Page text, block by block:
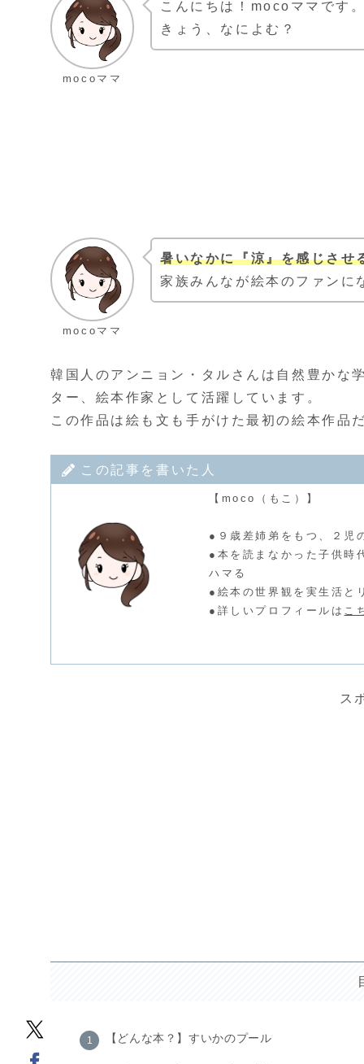
mocoママ
こんにちは！mocoママです
きょう、なによむ？
mocoママ
暑いなかに『涼』を感じさせ
家族みんなが絵本のファンに
韓国人のアンニョン・タルさんは自然豊かな
ター、絵本作家として活躍しています。
この作品は絵も文も手がけた最初の絵本作品
この記事を書いた人
【moco（もこ）】
●９歳差姉弟をもつ、２児
●本を読まなかった子供時
ハマる
●絵本の世界観を実生活と
●詳しいプロフィールは こ
ス
【どんな本？】すいかのプール